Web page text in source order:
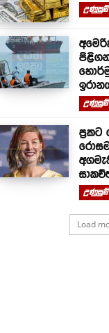
උණුසුම්
උණුසුම්
උණුසුම්
Load